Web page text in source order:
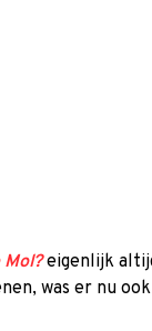
Mol?eigenlijk
was er nu